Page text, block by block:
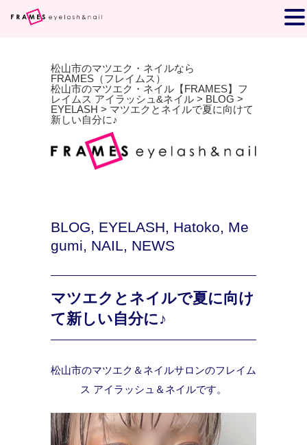
松山市のマツエク・ネイルなら
FRAMES（フレイムス）
松山市のマツエク・ネイル【FRAMES】フ
レイムス アイラッシュ&ネイル > BLOG >
EYELASH > マツエクとネイルで夏に向けて
新しい自分に♪
BLOG, EYELASH, Hatoko, Me
gumi, NAIL, NEWS
マツエクとネイルで夏に向け
て新しい自分に♪
松山市のマツエク＆ネイルサロンのフレイム
ス アイラッシュ＆ネイルです。